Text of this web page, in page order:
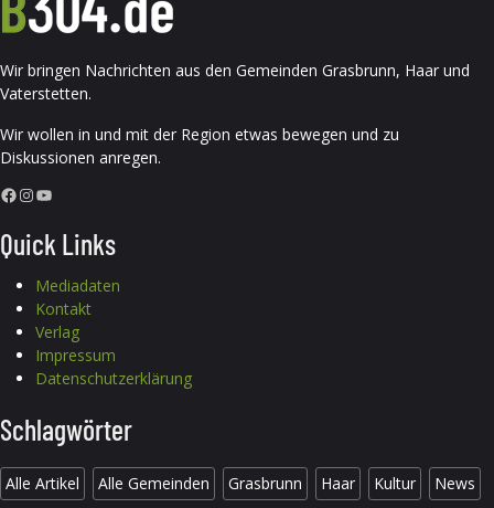
Wir bringen Nachrichten aus den Gemeinden Grasbrunn, Haar und
Vaterstetten.
Wir wollen in und mit der Region etwas bewegen und zu
Diskussionen anregen.
Facebook InstagramYouTube
Quick Links
Mediadaten
Kontakt
Verlag
Impressum
Datenschutzerklärung
Schlagwörter
Alle Artikel Alle Gemeinden Grasbrunn Haar Kultur News